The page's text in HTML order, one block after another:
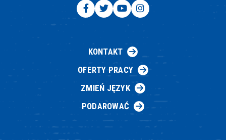
KONTAKT
OFERTY PRACY
ZMIEŃ JĘZYK
PODAROWAĆ